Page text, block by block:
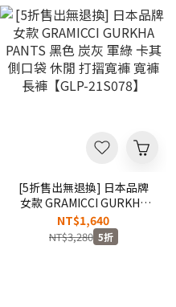
[5折售出無退換] 日本品牌
女款 GRAMICCI GURKHA
PANTS 黑色 炭灰 軍綠 卡其
側口袋 休閒 打摺寬褲 寬褲
長褲【GLP-21S078】
NT$1,640
NT$3,280 5折